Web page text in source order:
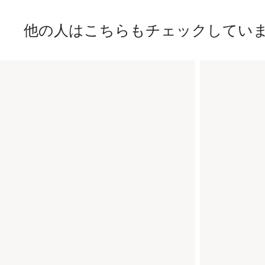
他の人はこちらもチェックしてい